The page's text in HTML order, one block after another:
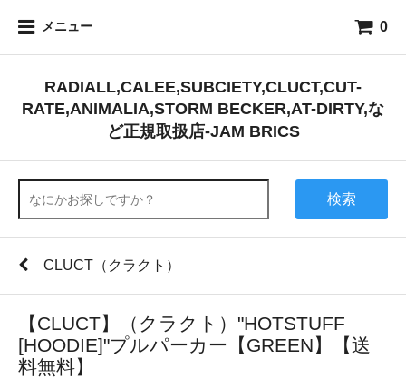
メニュー 0
RADIALL,CALEE,SUBCIETY,CLUCT,CUT-
RATE,ANIMALIA,STORM BECKER,AT-DIRTY,な
ど正規取扱店-JAM BRICS
検索
CLUCT（クラクト）
【CLUCT】（クラクト）"HOTSTUFF
[HOODIE]"プルパーカー【GREEN】【送
料無料】